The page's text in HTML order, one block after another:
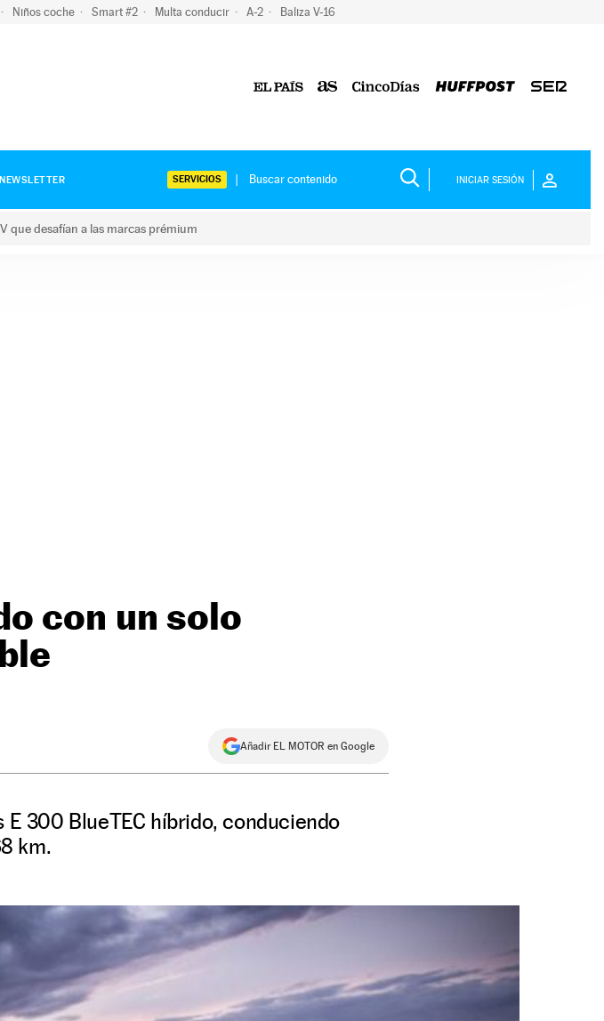
Niños coche Smart #2 Multa conducir A-2 Baliza V-16
NEWSLETTER SERVICIOS INICIAR SESIÓN
que desafían a las marcas prémium
con un solo
Añadir EL MOTOR en Google
300 BlueTEC híbrido, conduciendo
km.